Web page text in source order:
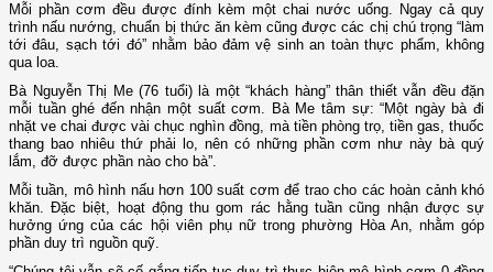
Mỗi phần cơm đều được đính kèm một chai nước uống. Ngay cả quy
trình nấu nướng, chuẩn bị thức ăn kèm cũng được các chị chú trọng “làm
tới đâu, sạch tới đó” nhằm bảo đảm vệ sinh an toàn thực phẩm, không
qua loa.
Bà Nguyễn Thị Me (76 tuổi) là một “khách hàng” thân thiết vẫn đều đặn
mỗi tuần ghé đến nhận một suất cơm. Bà Me tâm sự: “Một ngày bà đi
nhặt ve chai được vài chục nghìn đồng, mà tiền phòng trọ, tiền gas, thuốc
thang bao nhiêu thứ phải lo, nên có những phần cơm như này bà quý
lắm, đỡ được phần nào cho bà”.
Mỗi tuần, mô hình nấu hơn 100 suất cơm để trao cho các hoàn cảnh khó
khăn. Đặc biệt, hoạt động thu gom rác hằng tuần cũng nhận được sự
hưởng ứng của các hội viên phụ nữ trong phường Hòa An, nhằm góp
phần duy trì nguồn quỹ.